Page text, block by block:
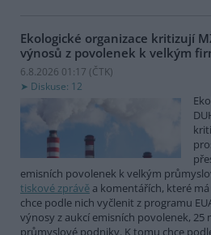
Ekologické organizace kritizují
výnosů z povolenek k velkým
6.8.2026 01:17 (ČTK)
Diskuse: 12
emisních povolenek k velkým
tiskové zprávě a komentářích, které má
chce podle nich vyčlenit z programu
výnosy z aukcí emisních povolenek,
průmyslové podniky. K tomu chce